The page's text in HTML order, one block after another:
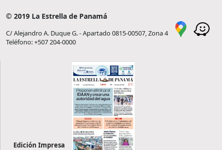
© 2019 La Estrella de Panamá
C/ Alejandro A. Duque G. - Apartado 0815-00507, Zona 4
Teléfono: +507 204-0000
Edición Impresa